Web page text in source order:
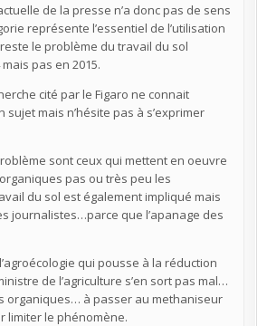
de la presse n’a donc pas de sens
représente l’essentiel de l’utilisation
le problème du travail du sol
pas en 2015.
cité par le Figaro ne connait
mais n’hésite pas à s’exprimer
sont ceux qui mettent en oeuvre
pas ou très peu les
du sol est également impliqué mais
journalistes…parce que l’apanage des
qui pousse à la réduction
de l’agriculture s’en sort pas mal…
organiques… à passer au methaniseur
limiter le phénomène.